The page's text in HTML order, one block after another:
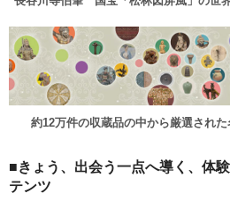
約12万件の収蔵品の中から厳選され
■きょう、出会う一点へ導く、体
テンツ